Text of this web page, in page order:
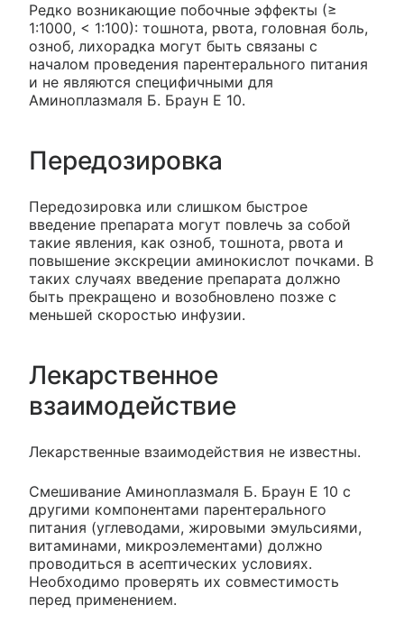
Редко возникающие побочные эффекты (≥
1:1000, < 1:100): тошнота, рвота, головная боль,
озноб, лихорадка могут быть связаны с
началом проведения парентерального питания
и не являются специфичными для
Аминоплазмаля Б. Браун Е 10.
Передозировка
Передозировка или слишком быстрое
введение препарата могут повлечь за собой
такие явления, как озноб, тошнота, рвота и
повышение экскреции аминокислот почками. В
таких случаях введение препарата должно
быть прекращено и возобновлено позже с
меньшей скоростью инфузии.
Лекарственное
взаимодействие
Лекарственные взаимодействия не известны.
Смешивание Аминоплазмаля Б. Браун Е 10 с
другими компонентами парентерального
питания (углеводами, жировыми эмульсиями,
витаминами, микроэлементами) должно
проводиться в асептических условиях.
Необходимо проверять их совместимость
перед применением.